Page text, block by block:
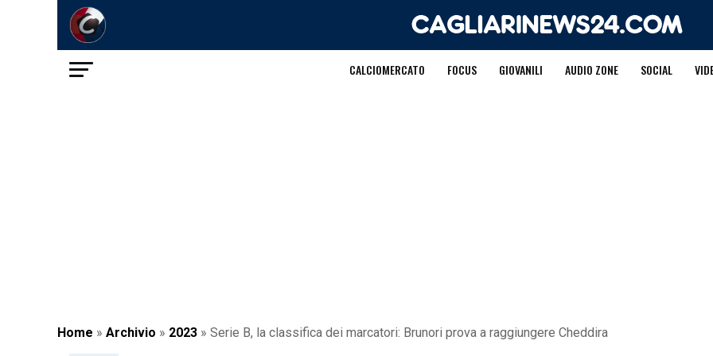
CALCIOMERCATO FOCUS GIOVANILI AUDIO ZONE SOCIAL
Home » Archivio » 2023 » Serie B, la classifica dei marcatori: Brunori prova a raggiungere Cheddira